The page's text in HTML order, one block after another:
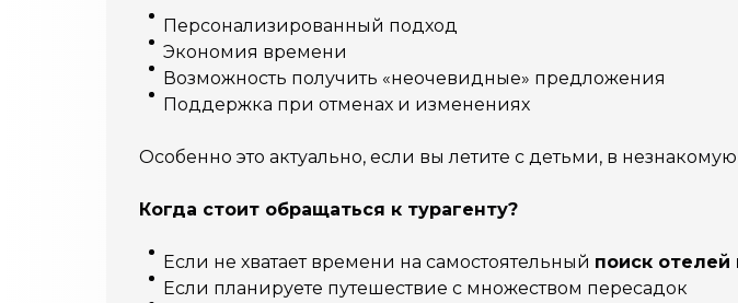
Персонализированный подход
Экономия времени
Возможность получить «неочевидные» предложения
Поддержка при отменах и изменениях
Особенно это актуально, если вы летите с детьми, в
Когда стоит обращаться к турагенту?
Если не хватает времени на самостоятельный поиск отелей
Если планируете путешествие с множеством пересадок